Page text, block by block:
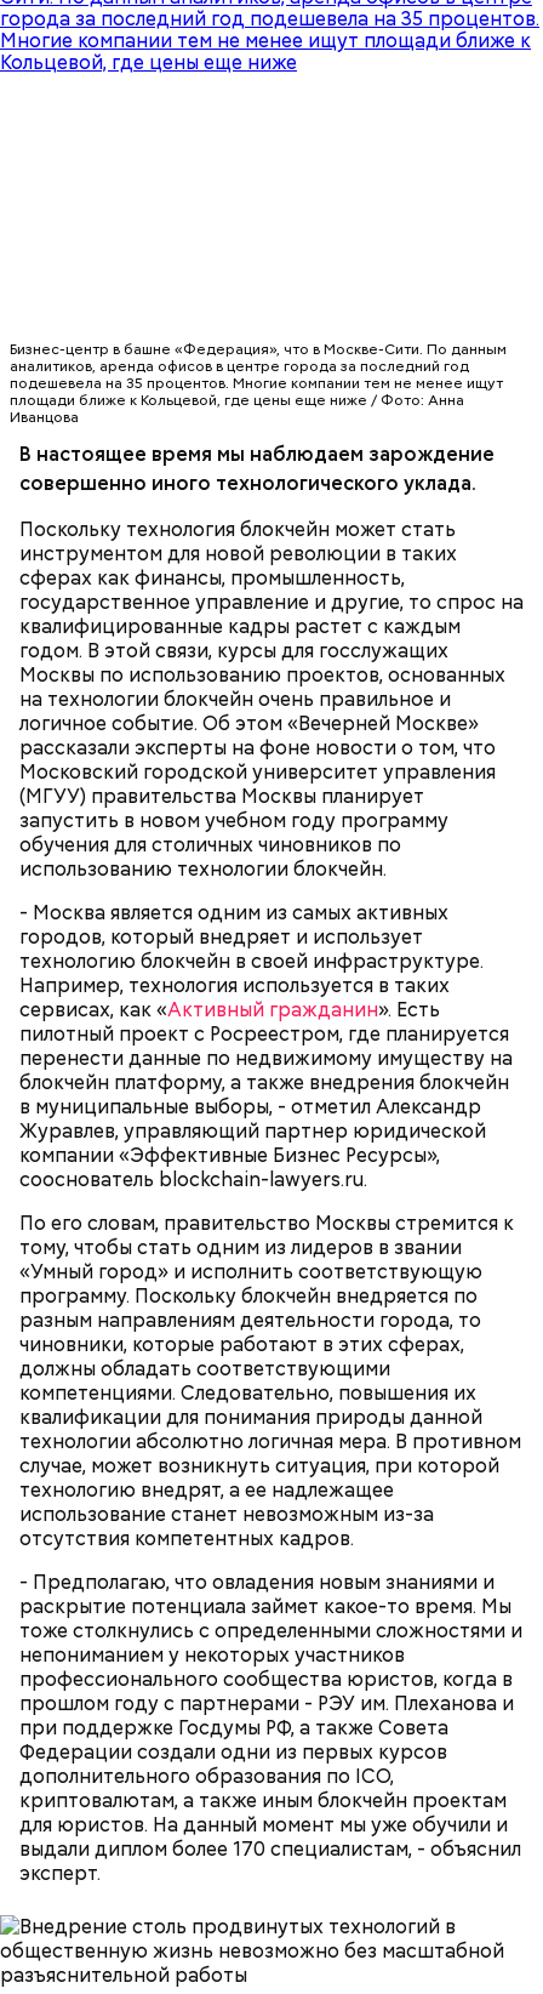
Бизнес-центр в башне «Федерация», что в Москве-Сити. По данным
аналитиков, аренда офисов в центре города за последний год
подешевела на 35 процентов. Многие компании тем не менее ищут
площади ближе к Кольцевой, где цены еще ниже / Фото: Анна
Иванцова
В настоящее время мы наблюдаем зарождение
совершенно иного технологического уклада.
Поскольку технология блокчейн может стать
инструментом для новой революции в таких
сферах как финансы, промышленность,
государственное управление и другие, то спрос на
квалифицированные кадры растет с каждым
годом. В этой связи, курсы для госслужащих
Москвы по использованию проектов, основанных
на технологии блокчейн очень правильное и
логичное событие. Об этом «Вечерней Москве»
рассказали эксперты на фоне новости о том, что
Московский городской университет управления
(МГУУ) правительства Москвы планирует
запустить в новом учебном году программу
обучения для столичных чиновников по
использованию технологии блокчейн.
- Москва является одним из самых активных
городов, который внедряет и использует
технологию блокчейн в своей инфраструктуре.
Например, технология используется в таких
сервисах, как «Активный гражданин». Есть
пилотный проект с Росреестром, где планируется
перенести данные по недвижимому имуществу на
блокчейн платформу, а также внедрения блокчейн
в муниципальные выборы, - отметилАлександр
Журавлев, управляющий партнер юридической
компании «Эффективные Бизнес Ресурсы»,
сооснователь blockchain-lawyers.ru.
По его словам, правительство Москвы стремится к
тому, чтобы стать одним из лидеров в звании
«Умный город» и исполнить соответствующую
программу. Поскольку блокчейн внедряется по
разным направлениям деятельности города, то
чиновники, которые работают в этих сферах,
должны обладать соответствующими
компетенциями. Следовательно, повышения их
квалификации для понимания природы данной
технологии абсолютно логичная мера. В противном
случае, может возникнуть ситуация, при которой
технологию внедрят, а ее надлежащее
использование станет невозможным из-за
отсутствия компетентных кадров.
- Предполагаю, что овладения новым знаниями и
раскрытие потенциала займет какое-то время. Мы
тоже столкнулись с определенными сложностями и
непониманием у некоторых участников
профессионального сообщества юристов, когда в
прошлом году с партнерами - РЭУ им. Плеханова и
при поддержке Госдумы РФ, а также Совета
Федерации создали одни из первых курсов
дополнительного образования по ICO,
криптовалютам, а также иным блокчейн проектам
для юристов. На данный момент мы уже обучили и
выдали диплом более 170 специалистам, - объяснил
эксперт.
На Руси святителя Николая издавна считали
покровителем моряков, купцов и детей. Ему
молились и земледельцы — о хорошей погоде, о
добром урожае. Была поговорка: «Кто Николая
любит, кто Николаю служит, тому святой Николай
Святой Николай Чудотворец считается
покровителем путешествующих, а также
оберегает детей и подростков. Многие мамы
провожают своих чад на прогулку, прося святого
Николая присмотреть за ними, сберечь от разных
уличных происшествий. Кроме того, святому
Николаю молятся о вразумлении своих детей,
пристрастившихся к наркотикам. Молятся
святителю Николаю о благополучном замужестве
дочерей.
Множество людей совершают паломнические
поездки, чтобы поклониться мощам Святителя
Николая, которые находятся в Италии. 19 декабря
отмечается Никола Зимний, а 22 мая Никола вешний
или летний. Этот день установлен в память об
обретении его мощей.
Молитва Николаю чудотворцу
Отца и Сына и Святаго Духа, и твое милостивное
предстательство, ныне и присно и во веки веков.
Аминь.
500 г помидоров;
150 г шпината;
50 г лиственного салата;
зелень петрушки, укропа;
1/2 стакана растительного масла;
уксус по вкусу;
30 г сахара.
Кабачки очистить от кожицы. Нарезать
кружочками или дольками, предварительно удалив
сердцевину. Нарезанные кабачки обвалять в муке и
обжарить в масле (половина нормы). Зеленый лук
нашинковать, слегка спас-серовать в оставшемся
масле и добавить к нему нашинкованные листья
шпината, салата, зелень петрушки, помидоры,
нарезанные небольшими дольками, и все тушить 10
минут. Листья шпината или салата можно заменить
ботвой свеклы. Полученный соус заправить солью,
уксусом, сахаром. Подать кабачки в холодном
виде, посыпать их рубленым укропом.
Томаты «Без заморочек», аджика
и лечо: топ-8 проверенных
рецептов закруток на зиму
Первые блюда
Грибной суп с фасолью
зелень, черный молотый перец и соль по вкусу.
подаче на стол заправить суп растительным
маслом, посыпать зеленью укропа и петрушки и
черным молотым перцем.